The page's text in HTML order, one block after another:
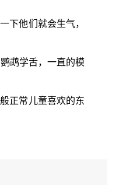
他们就会生气，
鹉学舌，一直的模
正常儿童喜欢的东
擅长：妇科常见病、
固性阴道炎...